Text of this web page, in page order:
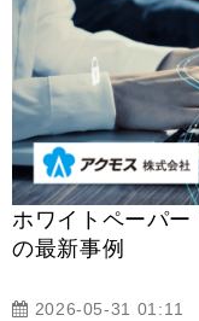
ホワイトペーパ
の最新事例
2026-05-31 01:11